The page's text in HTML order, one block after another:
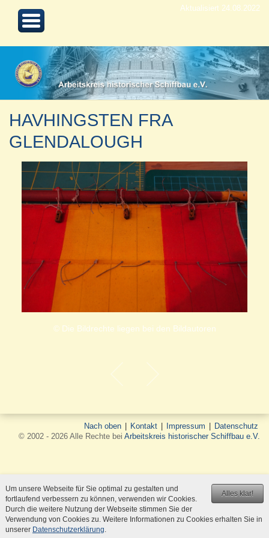
Aktualisiert 24.08.2022
HAVHINGSTEN FRA
GLENDALOUGH
© Die Bildrechte liegen bei den Bildautoren
Nach oben Kontakt Impressum
Datenschutz
© 2002 - 2026 Alle Rechte bei Arbeitskreis historischer Schiffbau e.V.
Alles klar!
Um unsere Webseite für Sie optimal zu gestalten und
fortlaufend verbessern zu können, verwenden wir Cookies.
Durch die weitere Nutzung der Webseite stimmen Sie der
Verwendung von Cookies zu. Weitere Informationen zu Cookies erhalten Sie in
unserer Datenschutzerklärung